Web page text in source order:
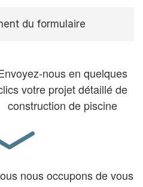
du formulaire
nous en quelques
votre projet détaillé de
construction de piscine
nous occupons de vous